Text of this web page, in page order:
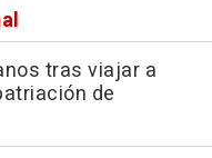
tras viajar a
de